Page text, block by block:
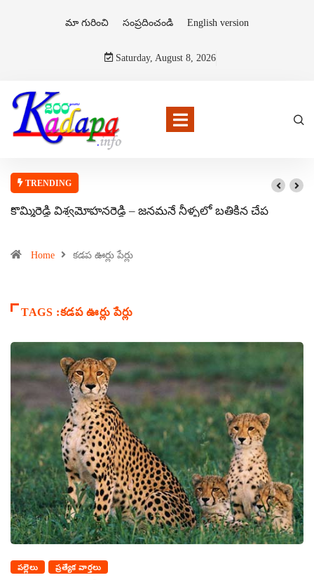
మా గురించి సంప్రదించండి English version
Saturday, August 8, 2026
TRENDING
కొమ్మిరెడ్డి విశ్వమోహనరెడ్డి – జనమనే నీళ్ళలో బతికిన చేప
Home కడప ఊర్లు పేర్లు
TAGS :కడప ఊర్లు పేర్లు
పల్లెలు ప్రత్యేక వార్తలు